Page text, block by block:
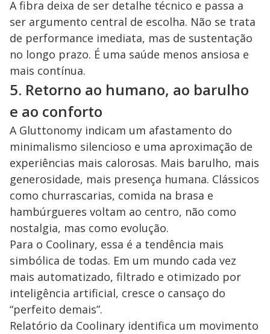
A fibra deixa de ser detalhe técnico e passa a
ser argumento central de escolha. Não se trata
de performance imediata, mas de sustentação
no longo prazo. É uma saúde menos ansiosa e
mais contínua.
5. Retorno ao humano, ao barulho
e ao conforto
A Gluttonomy indicam um afastamento do
minimalismo silencioso e uma aproximação de
experiências mais calorosas. Mais barulho, mais
generosidade, mais presença humana. Clássicos
como churrascarias, comida na brasa e
hambúrgueres voltam ao centro, não como
nostalgia, mas como evolução.
Para o Coolinary, essa é a tendência mais
simbólica de todas. Em um mundo cada vez
mais automatizado, filtrado e otimizado por
inteligência artificial, cresce o cansaço do
“perfeito demais”.
Relatório da Coolinary identifica um movimento